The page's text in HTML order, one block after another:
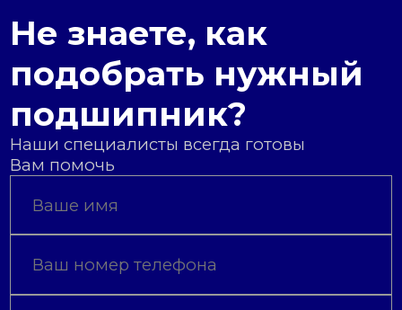
Не знаете, как
подобрать нужный
подшипник?
Наши специалисты всегда готовы
Вам помочь